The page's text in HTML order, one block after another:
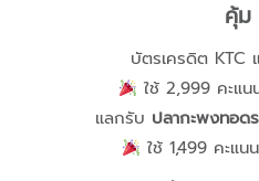
คุ้ม
บัตรเครดิต KTC
ใช้ 2,999 คะแน
แลกรับ ปลากะพงทอด
ใช้ 1,499 คะแน